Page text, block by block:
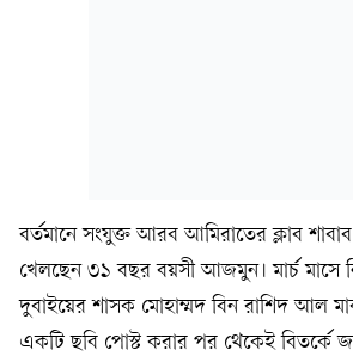
বর্তমানে সংযুক্ত আরব আমিরাতের ক্লাব
খেলছেন ৩১ বছর বয়সী আজমুন। মার্চ মাসে
দুবাইয়ের শাসক মোহাম্মদ বিন রাশিদ আল
একটি ছবি পোস্ট করার পর থেকেই বিতর্কে